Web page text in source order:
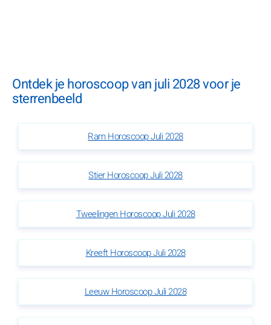
Ontdek je horoscoop van juli 2028 voor je
sterrenbeeld
Ram Horoscoop Juli 2028
Stier Horoscoop Juli 2028
Tweelingen Horoscoop Juli 2028
Kreeft Horoscoop Juli 2028
Leeuw Horoscoop Juli 2028